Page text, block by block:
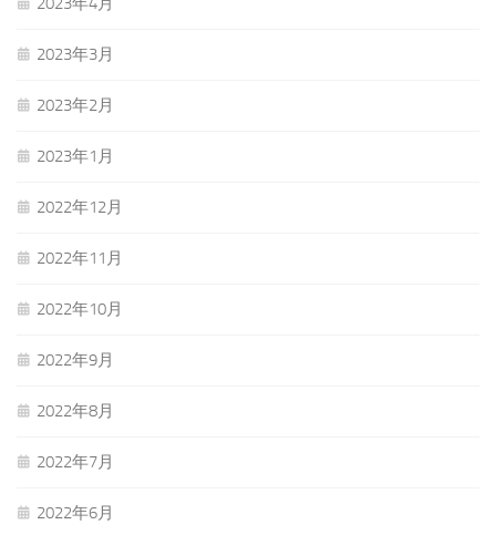
2023年3月
2023年2月
2023年1月
2022年12月
2022年11月
2022年10月
2022年9月
2022年8月
2022年7月
2022年6月